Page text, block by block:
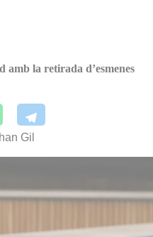
la retirada d’esmenes
Gil